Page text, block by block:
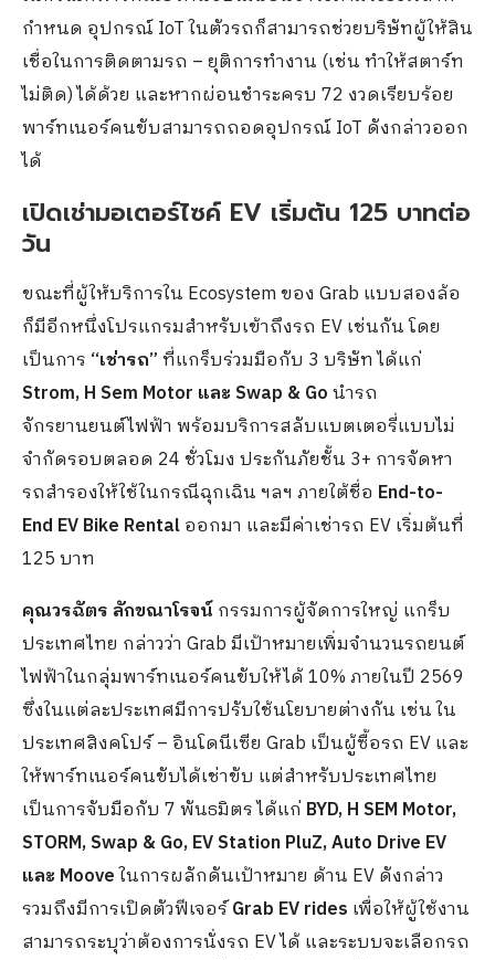
กำหนด อุปกรณ์ IoT ในตัวรถก็สามารถช่วยบริษัทผู้ให้สิน
เชื่อในการติดตามรถ – ยุติการทำงาน (เช่น ทำให้สตาร์ท
ไม่ติด) ได้ด้วย และหากผ่อนชำระครบ 72 งวดเรียบร้อย
พาร์ทเนอร์คนขับสามารถถอดอุปกรณ์ IoT ดังกล่าวออก
ได้
เปิดเช่ามอเตอร์ไซค์ EV เริ่มต้น 125 บาทต่อ
วัน
ขณะที่ผู้ให้บริการใน Ecosystem ของ Grab แบบสองล้อ
ก็มีอีกหนึ่งโปรแกรมสำหรับเข้าถึงรถ EV เช่นกัน โดย
เป็นการ “เช่ารถ”ที่แกร็บร่วมมือกับ 3 บริษัท ได้แก่
Strom, H Sem Motor และ Swap & Goนำรถ
จักรยานยนต์ไฟฟ้า พร้อมบริการสลับแบตเตอรี่แบบไม่
จำกัดรอบตลอด 24 ชั่วโมง ประกันภัยชั้น 3+ การจัดหา
รถสำรองให้ใช้ในกรณีฉุกเฉิน ฯลฯ ภายใต้ชื่อ End-to-
End EV Bike Rentalออกมา และมีค่าเช่ารถ EV เริ่มต้นที่
125 บาท
คุณวรฉัตร ลักขณาโรจน์กรรมการผู้จัดการใหญ่ แกร็บ
ประเทศไทย กล่าวว่า Grab มีเป้าหมายเพิ่มจำนวนรถยนต์
ไฟฟ้าในกลุ่มพาร์ทเนอร์คนขับให้ได้ 10% ภายในปี 2569
ซึ่งในแต่ละประเทศมีการปรับใช้นโยบายต่างกัน เช่น ใน
ประเทศสิงคโปร์ – อินโดนีเซีย Grab เป็นผู้ซื้อรถ EV และ
ให้พาร์ทเนอร์คนขับได้เช่าขับ แต่สำหรับประเทศไทย
เป็นการจับมือกับ 7 พันธมิตร ได้แก่ BYD, H SEM Motor,
STORM, Swap & Go, EV Station PluZ, Auto Drive EV
และ Mooveในการผลักดันเป้าหมาย ด้าน EV ดังกล่าว
รวมถึงมีการเปิดตัวฟีเจอร์Grab EV rides เพื่อให้ผู้ใช้งาน
สามารถระบุว่าต้องการนั่งรถ EV ได้ และระบบจะเลือกรถ